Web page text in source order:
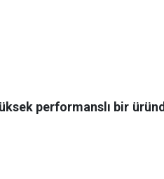
performanslı bir